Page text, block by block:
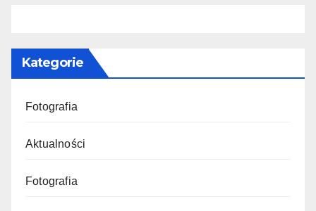
Kategorie
Fotografia
Aktualności
Fotografia